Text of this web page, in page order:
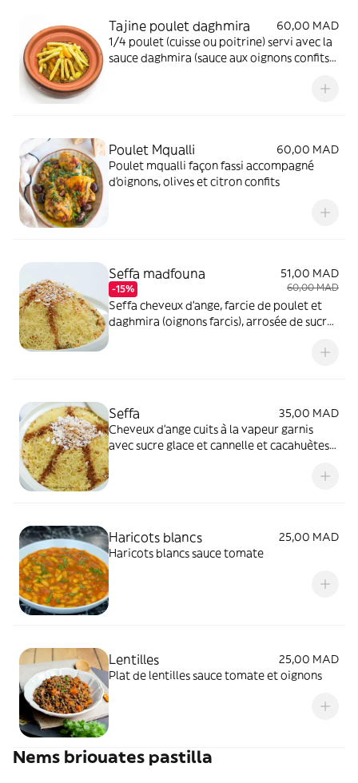
Tajine poulet daghmira
60,00 MAD
1/4 poulet (cuisse ou poitrine) servi avec la
sauce daghmira (sauce aux oignons confits)
Poulet Mqualli
60,00 MAD
Poulet mqualli façon fassi accompagné
d'oignons, olives et citron confits
Seffa madfouna
-15%
51,00 MAD
60,00 MAD
Seffa cheveux d'ange, farcie de poulet et
daghmira (oignons farcis), arrosée de sucre
Seffa
35,00 MAD
Cheveux d'ange cuits à la vapeur garnis
avec sucre glace et cannelle et cacahuètes
Haricots blancs
25,00 MAD
Haricots blancs sauce tomate
Lentilles
25,00 MAD
Plat de lentilles sauce tomate et oignons
Nems briouates pastilla